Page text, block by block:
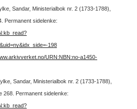
Sandar, Ministerialbok nr. 2 (1733-1788),
Permanent sidelenke:
198
URN:NBN:no-a1450-
Sandar, Ministerialbok nr. 2 (1733-1788),
268. Permanent sidelenke: